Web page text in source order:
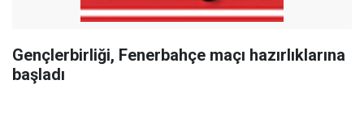
Gençlerbirliği, Fenerbahçe maçı hazırlıklarına
başladı